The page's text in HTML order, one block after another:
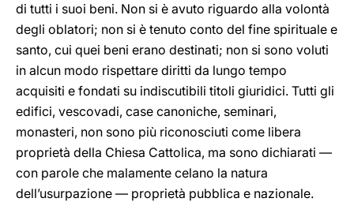
di tutti i suoi beni. Non si è avuto riguardo alla volontà
degli oblatori; non si è tenuto conto del fine spirituale e
santo, cui quei beni erano destinati; non si sono voluti
in alcun modo rispettare diritti da lungo tempo
acquisiti e fondati su indiscutibili titoli giuridici. Tutti gli
edifici, vescovadi, case canoniche, seminari,
monasteri, non sono più riconosciuti come libera
proprietà della Chiesa Cattolica, ma sono dichiarati —
con parole che malamente celano la natura
dell’usurpazione — proprietà pubblica e nazionale.